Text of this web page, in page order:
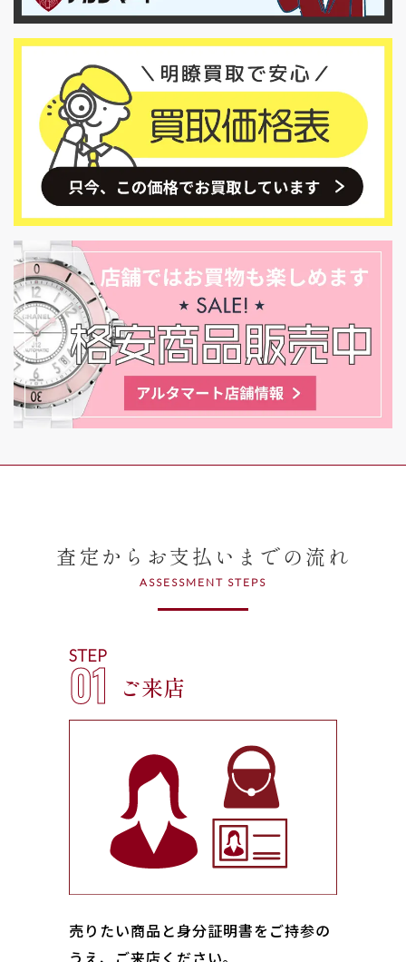
査定からお支払いまでの流れ
ASSESSMENT STEPS
STEP
01 ご来店
売りたい商品と身分証明書をご持参の
うえ、ご来店ください｡